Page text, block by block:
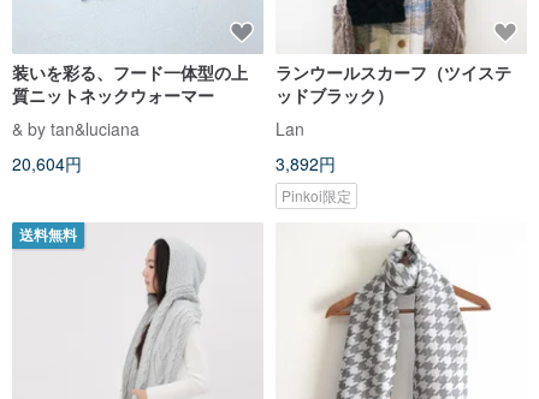
装いを彩る、フード一体型の上
質ニットネックウォーマー
& by tan&luciana
20,604円
ランウールスカーフ（ツイステ
ッドブラック）
Lan
3,892円
Pinkoi限定
送料無料